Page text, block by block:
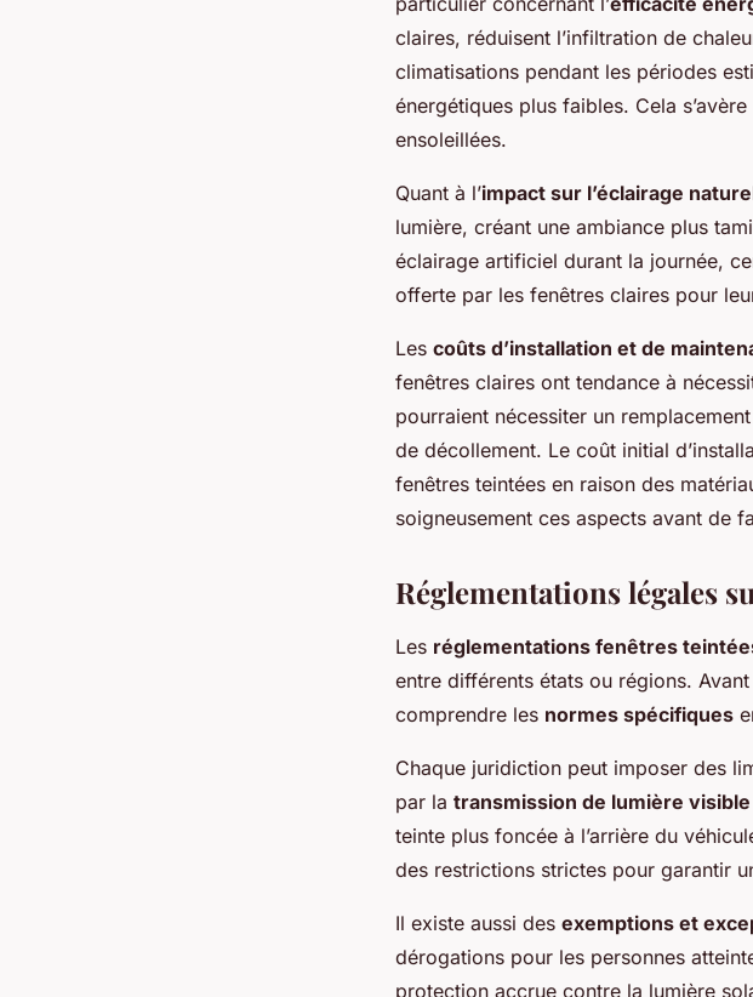
claires, réduisent l’infiltration de
climatisations pendant les périodes
énergétiques plus faibles. Cela
ensoleillées.
Quant à l’impact sur l’éclairage
lumière, créant une ambiance plus
éclairage artificiel durant la journée,
offerte par les fenêtres claires pour
Les coûts d’installation et de
fenêtres claires ont tendance à
pourraient nécessiter un
de décollement. Le coût initial
fenêtres teintées en raison des
soigneusement ces aspects avant de
Réglementations légales
Les réglementations fenêtres
entre différents états ou régions.
comprendre les normes spécifiques
Chaque juridiction peut imposer des
par la transmission de lumière visible
teinte plus foncée à l’arrière du
des restrictions strictes pour garantir
Il existe aussi des exemptions et
dérogations pour les personnes
protection accrue contre la lumière